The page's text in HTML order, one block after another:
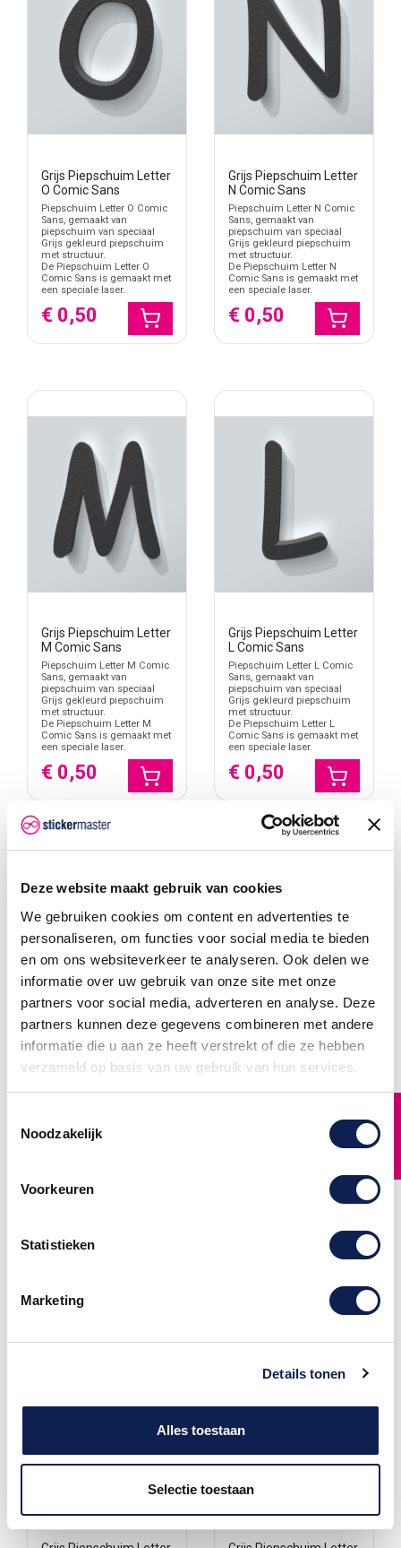
Deze website maakt gebruik van cookies
We gebruiken cookies om content en advertenties te
personaliseren, om functies voor social media te bieden
en om ons websiteverkeer te analyseren. Ook delen we
informatie over uw gebruik van onze site met onze
partners voor social media, adverteren en analyse. Deze
partners kunnen deze gegevens combineren met andere
informatie die u aan ze heeft verstrekt of die ze hebben
verzameld op basis van uw gebruik van hun services.
Noodzakelijk
Voorkeuren
Statistieken
Marketing
Details tonen
Alles toestaan
Selectie toestaan
Losse letters of complete tekst?
Kies losse Comic Sans letters wanneer je zelf letter voor letter wilt
samenstellen. Kies piepschuim tekst wanneer je direct een
compleet woord, naam of korte zin als één ontwerp wilt maken.
Dat voorkomt dat je elke letter apart hoeft te selecteren.
Plaats de letters pas wanneer de decoratieopstelling klaar is.
Voorkom harde druk op randen, ronde delen en uitstekende
vormen, en kies een bevestiging die past bij het lage gewicht en de
tijdelijke toepassing.
Grijs Piepschuim Letter
O Comic Sans
Piepschuim Letter O Comic
Sans, gemaakt van
piepschuim van speciaal
Grijs gekleurd piepschuim
met structuur.
De Piepschuim Letter O
Comic Sans is gemaakt met
een speciale laser.
€ 0,50
Grijs Piepschuim Letter
N Comic Sans
Piepschuim Letter N Comic
Sans, gemaakt van
piepschuim van speciaal
Grijs gekleurd piepschuim
met structuur.
De Piepschuim Letter N
Comic Sans is gemaakt met
een speciale laser.
€ 0,50
Grijs Piepschuim Letter
M Comic Sans
Piepschuim Letter M Comic
Sans, gemaakt van
piepschuim van speciaal
Grijs gekleurd piepschuim
met structuur.
De Piepschuim Letter M
Comic Sans is gemaakt met
een speciale laser.
€ 0,50
Grijs Piepschuim Letter
L Comic Sans
Piepschuim Letter L Comic
Sans, gemaakt van
piepschuim van speciaal
Grijs gekleurd piepschuim
met structuur.
De Piepschuim Letter L
Comic Sans is gemaakt met
een speciale laser.
€ 0,50
Grijs Piepschuim Letter
Sans, gemaakt van
Comic Sans is gemaakt met
Grijs Piepschuim Letter
Piepschuim Letter J Comic
piepschuim van speciaal
De Piepschuim Letter J
Comic Sans is gemaakt met